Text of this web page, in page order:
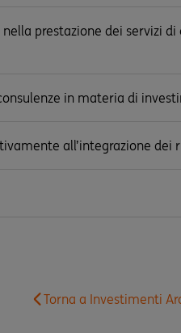
prestazione dei servizi
in materia di
all’integrazione dei
Torna a Investimenti